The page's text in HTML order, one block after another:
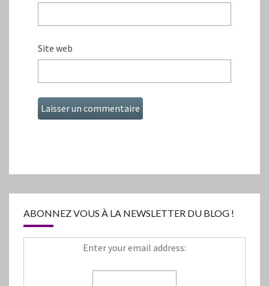
Site web
ABONNEZ VOUS À LA NEWSLETTER DU BLOG !
Enter your email address: